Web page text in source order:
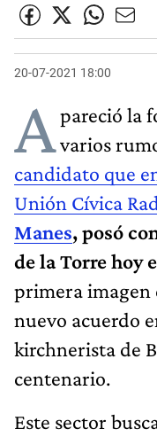
20-07-2021 18:00
Apareció la
varios
candidato que
Unión Cívica
Manes, posó
de la Torre hoy
primera imagen
nuevo acuerdo
kirchnerista de
centenario.
Este sector